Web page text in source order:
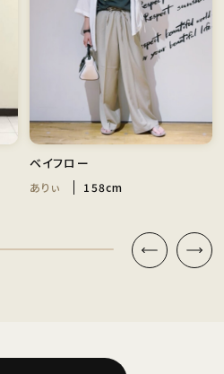
ベイフロー
ありぃ 158cm